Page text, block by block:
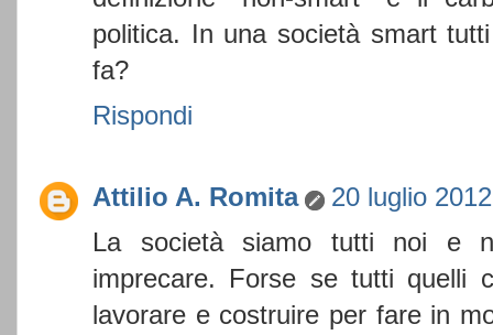
politica. In una società smart
fa?
Rispondi
Attilio A. Romita
20 luglio
La società siamo tutti noi e
imprecare. Forse se tutti quelli
lavorare e costruire per fare in